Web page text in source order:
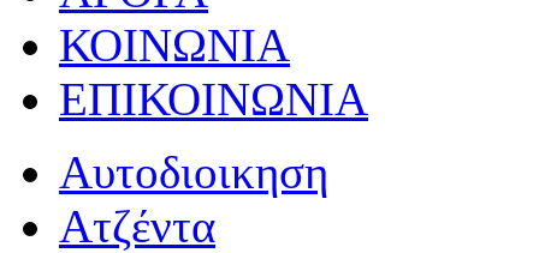
ΚΟΙΝΩΝΙΑ
ΕΠΙΚΟΙΝΩΝΙΑ
Αυτοδιοικηση
Ατζέντα